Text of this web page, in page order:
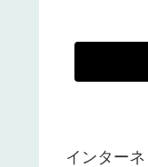
インター